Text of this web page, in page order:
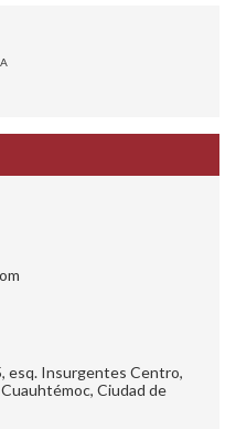
esq. Insurgentes Centro,
Ciudad de